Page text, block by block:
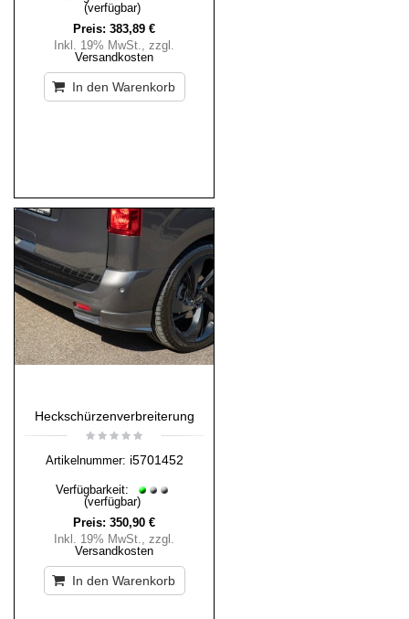
(verfügbar)
Preis: 383,89 €
Inkl. 19% MwSt., zzgl.
Versandkosten
In den Warenkorb
Heckschürzenverbreiterung
Artikelnummer: i5701452
Verfügbarkeit:
(verfügbar)
Preis: 350,90 €
Inkl. 19% MwSt., zzgl.
Versandkosten
In den Warenkorb